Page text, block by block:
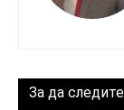
За да